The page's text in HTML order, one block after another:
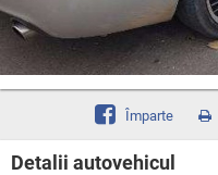
Împarte
Detalii autovehicul